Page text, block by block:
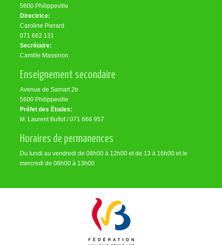
5600 Philippeville
Directrice:
Caroline Pierard
071 662 131
Secrétaire:
Camille Massinon
Enseignement secondaire
Avenue de Samart 2b
5600 Philippeville
Préfet des Études:
M. Laurent Bultot / 071 666 957
Horaires de permanences
Du lundi au vendredi de 08h00 à 12h00 et de 13 à 16h00 et le
mercredi de 08h00 à 13h00